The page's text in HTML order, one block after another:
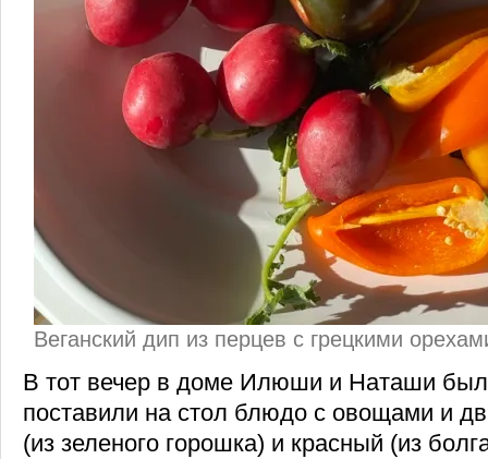
Веганский дип из перцев с грецкими
В тот вечер в доме Илюши и Наташи
поставили на стол блюдо с овощами и
(из зеленого горошка) и красный (из